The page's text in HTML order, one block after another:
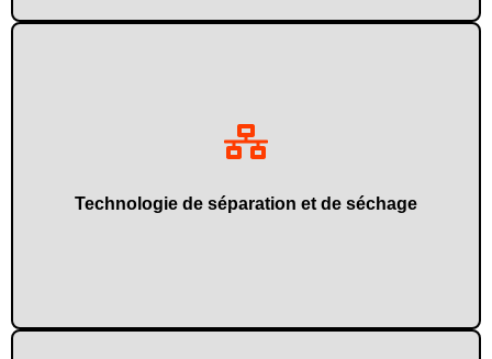
Technologie de séparation et de séchage